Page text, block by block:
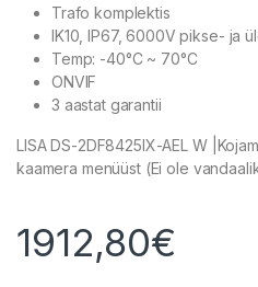
Trafo komplektis
IK10, IP67, 6000V pikse- ja
Temp: -40°C ~ 70°C
ONVIF
3 aastat garantii
LISA DS-2DF8425IX-AEL W
kaamera menüüst (Ei ole
1912,80€